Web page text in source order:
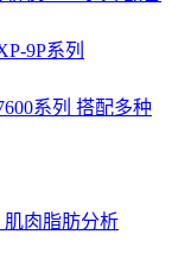
9P系列